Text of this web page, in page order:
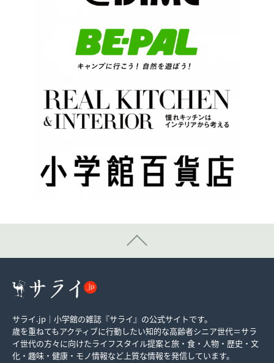
サライ.jp｜小学館の雑誌『サライ』の公式サイトです。
歳を重ねてもアクティブに行動したい知的な高齢者シニア世代＝サラ
イ世代の方々に向けたライフスタイル提案と旅・食・人物・歴史・文
化・趣味・健康・モノ情報など上質な情報を発信しています。